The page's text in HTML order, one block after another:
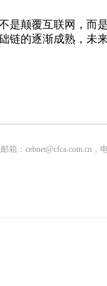
是颠覆互联网，而
链的逐渐成熟，未
：cebnet@cfca.com.cn，